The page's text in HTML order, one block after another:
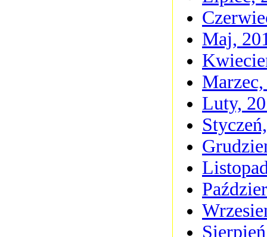
Maj,
Luty,